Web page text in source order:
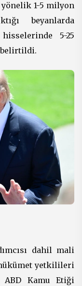
yönelik 1-5 milyon
beyanlarda
5-25
belirtildi.
dahil mali
yetkilileri
Kamu Etiği